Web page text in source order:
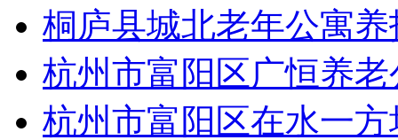
桐庐县城北老年公寓养
杭州市富阳区广恒养老
杭州市富阳区在水一